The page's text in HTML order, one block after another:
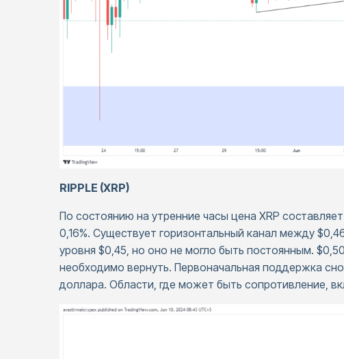
RIPPLE (XRP)
По состоянию на утренние часы цена XRP
0,16%. Существует горизонтальный канал между
уровня $0,45, но оно не могло быть постоянным.
необходимо вернуть. Первоначальная поддержка
доллара. Области, где может быть сопротивление,